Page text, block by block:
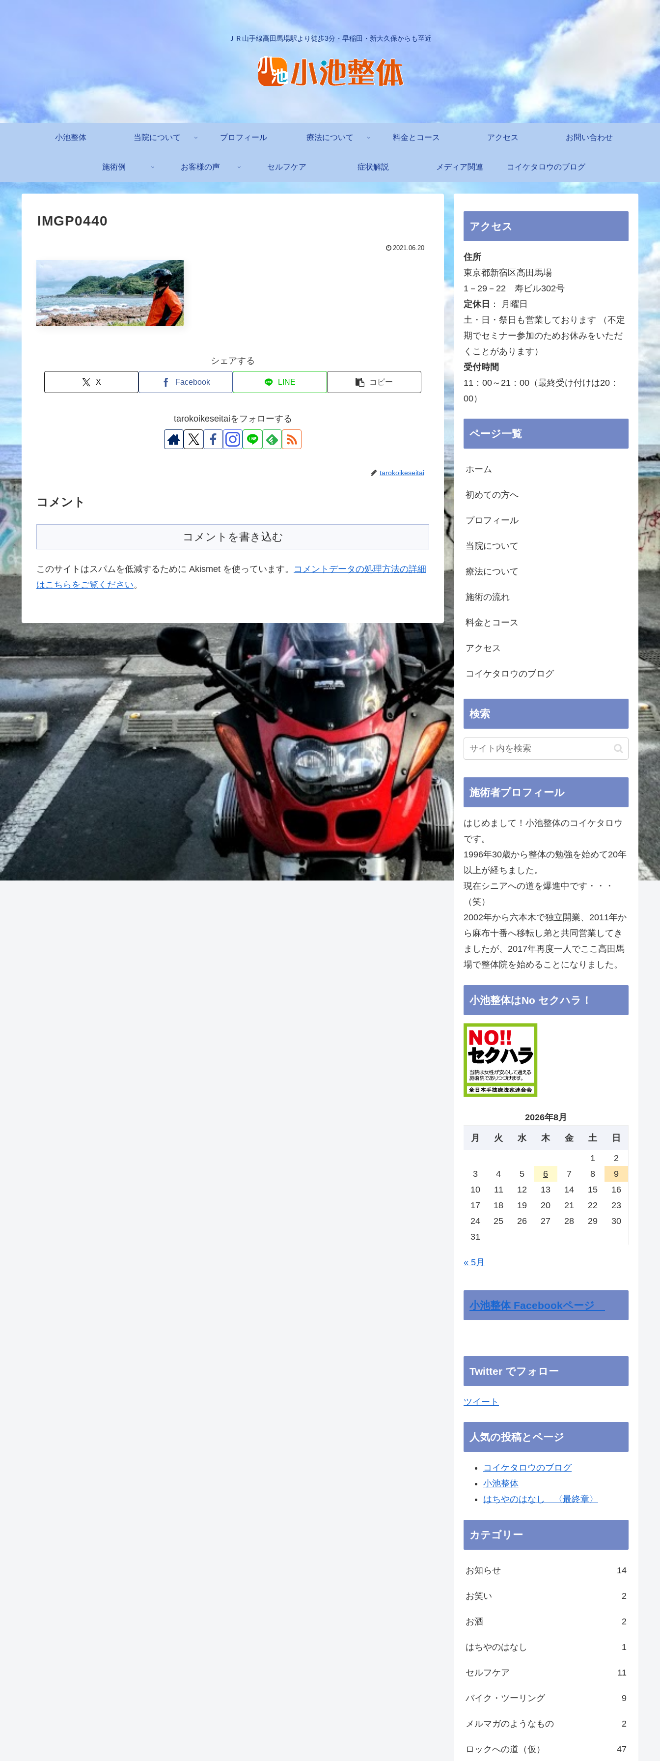
ＪＲ山手線高田馬場駅より徒歩3分・早稲田・新大久保からも至近
小池整体 当院について プロフィール 療法について 料金とコース アクセス お問い合わせ
施術例 お客様の声 セルフケア 症状解説 メディア関連 コイケタロウのブログ
IMGP0440
2021.06.20
シェアする
X Facebook LINE コピー
tarokoikeseitaiをフォローする
tarokoikeseitai
コメント
コメントを書き込む
このサイトはスパムを低減するために Akismet を使っています。 コメントデータの処理方法の詳細
はこちらをご覧ください。
アクセス
住所
東京都新宿区高田馬場
1－29－22 寿ビル302号
定休日 ： 月曜日
土・日・祭日も営業しております （不定
期でセミナー参加のためお休みをいただ
くことがあります）
受付時間
11：00～21：00（最終受け付けは20：
00）
ページ一覧
ホーム
初めての方へ
プロフィール
当院について
療法について
施術の流れ
料金とコース
アクセス
コイケタロウのブログ
検索
施術者プロフィール
はじめまして！小池整体のコイケタロウ
です。
1996年30歳から整体の勉強を始めて20年
以上が経ちました。
現在シニアへの道を爆進中です・・・
（笑）
2002年から六本木で独立開業、2011年か
ら麻布十番へ移転し弟と共同営業してき
ましたが、2017年再度一人でここ高田馬
場で整体院を始めることになりました。
小池整体はNo セクハラ！
2026年8月
月 火 水 木 金 土 日
1
2
3
4 5 6 7 8
9
10
11 12 13 14 15
16
17
18 19 20 21 22
23
24
25 26 27 28 29
30
31
« 5月
小池整体 Facebookページ
Twitter でフォロー
ツイート
人気の投稿とページ
コイケタロウのブログ
小池整体
はちやのはなし 〈最終章〉
カテゴリー
お知らせ 14
お笑い 2
お酒 2
はちやのはなし 1
セルフケア 11
バイク・ツーリング 9
メルマガのようなもの 2
ロックへの道（仮） 47